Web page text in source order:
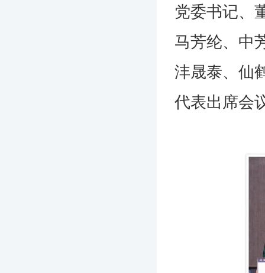
党委书记、
马芳纶、中
沣晟泰、仙
代表出席会